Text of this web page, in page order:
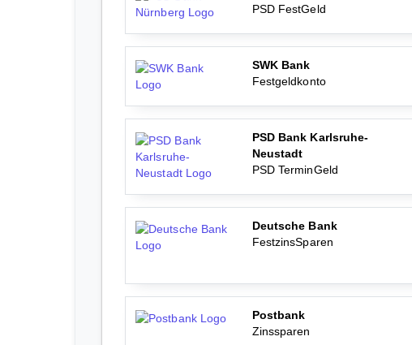
PSD FestGeld
SWK Bank
Festgeldkonto
PSD Bank Karlsruhe-
Neustadt
PSD TerminGeld
Deutsche Bank
FestzinsSparen
Postbank
Zinssparen